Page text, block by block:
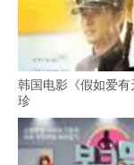
韩国电影《假如爱有
珍